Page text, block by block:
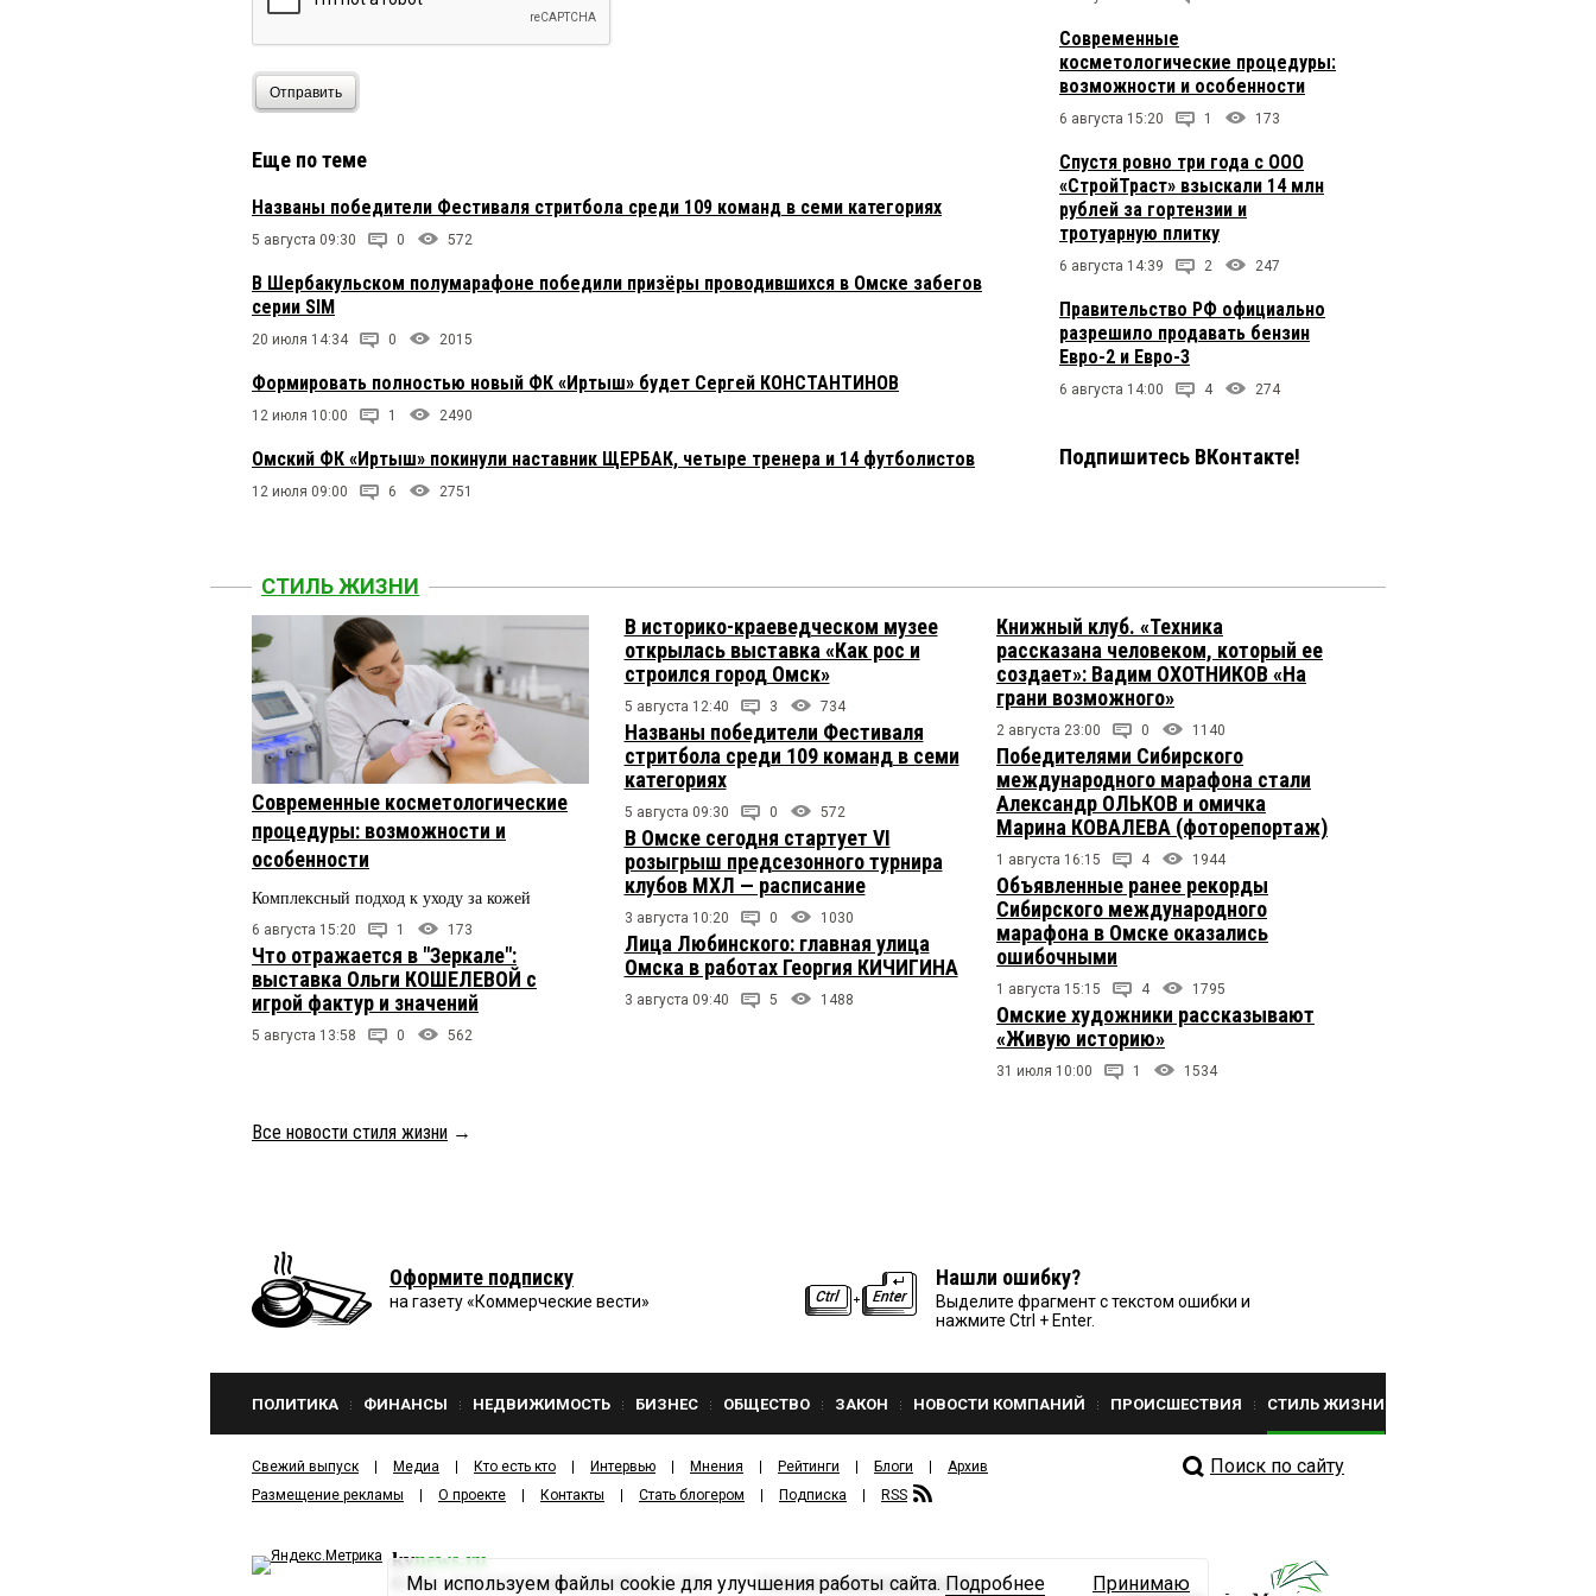
Отправить
Еще по теме
Названы победители Фестиваля стритбола среди 109 команд в семи категориях
5 августа 09:30 0 572
В Шербакульском полумарафоне победили призёры проводившихся в Омске забегов
серии SIM
20 июля 14:34 0 2015
Формировать полностью новый ФК «Иртыш» будет Сергей КОНСТАНТИНОВ
12 июля 10:00 1 2490
Омский ФК «Иртыш» покинули наставник ЩЕРБАК, четыре тренера и 14 футболистов
12 июля 09:00 6 2751
Современные
косметологические процедуры:
возможности и особенности
6 августа 15:20 1 173
Спустя ровно три года с ООО
«СтройТраст» взыскали 14 млн
рублей за гортензии и
тротуарную плитку
6 августа 14:39 2 247
Правительство РФ официально
разрешило продавать бензин
Евро-2 и Евро-3
6 августа 14:00 4 274
Подпишитесь ВКонтакте!
СТИЛЬ ЖИЗНИ
Современные косметологические
процедуры: возможности и
особенности
Комплексный подход к уходу за кожей
6 августа 15:20 1 173
Что отражается в "Зеркале":
выставка Ольги КОШЕЛЕВОЙ с
игрой фактур и значений
5 августа 13:58 0 562
В историко-краеведческом музее
открылась выставка «Как рос и
строился город Омск»
5 августа 12:40 3 734
Названы победители Фестиваля
стритбола среди 109 команд в семи
категориях
5 августа 09:30 0 572
В Омске сегодня стартует VI
розыгрыш предсезонного турнира
клубов МХЛ — расписание
3 августа 10:20 0 1030
Лица Любинского: главная улица
Омска в работах Георгия КИЧИГИНА
3 августа 09:40 5 1488
Книжный клуб. «Техника
рассказана человеком, который ее
создает»: Вадим ОХОТНИКОВ «На
грани возможного»
2 августа 23:00 0 1140
Победителями Сибирского
международного марафона стали
Александр ОЛЬКОВ и омичка
Марина КОВАЛЕВА (фоторепортаж)
1 августа 16:15 4 1944
Объявленные ранее рекорды
Сибирского международного
марафона в Омске оказались
ошибочными
1 августа 15:15 4 1795
Омские художники рассказывают
«Живую историю»
31 июля 10:00 1 1534
Все новости стиля жизни →
Оформите подписку
на газету «Коммерческие вести»
Нашли ошибку?
Выделите фрагмент с текстом ошибки и
нажмите Ctrl + Enter.
ПОЛИТИКА ФИНАНСЫ НЕДВИЖИМОСТЬ БИЗНЕС ОБЩЕСТВО ЗАКОН НОВОСТИ КОМПАНИЙ ПРОИСШЕСТВИЯ СТИЛЬ ЖИЗНИ
Свежий выпуск Медиа Кто есть кто Интервью Мнения Рейтинги Блоги
Архив
Размещение рекламы
О проекте Контакты Стать блогером Подписка RSS
Поиск по сайту
kvnews.ru
2001—2026ООО ИЗДАТЕЛЬСКИЙ ДОМ «КВ».
Политика конфиденциальности
Мы используем файлы cookie для улучшения работы сайта. Подробнее Принимаю